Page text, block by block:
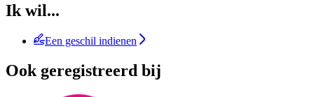
Ik wil...
Een geschil indienen
Ook geregistreerd bij